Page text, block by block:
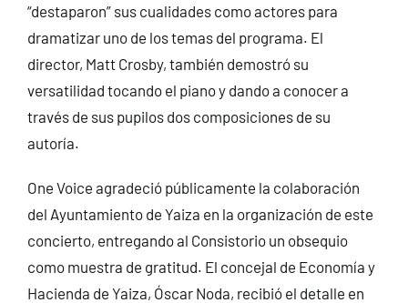
“destaparon” sus cualidades como actores para
dramatizar uno de los temas del programa. El
director, Matt Crosby, también demostró su
versatilidad tocando el piano y dando a conocer a
través de sus pupilos dos composiciones de su
autoría.
One Voice agradeció públicamente la colaboración
del Ayuntamiento de Yaiza en la organización de este
concierto, entregando al Consistorio un obsequio
como muestra de gratitud. El concejal de Economía y
Hacienda de Yaiza, Óscar Noda, recibió el detalle en